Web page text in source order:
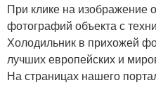
При клике на изображение
фотографий объекта с
Холодильник в прихожей
лучших европейских и
На страницах нашего